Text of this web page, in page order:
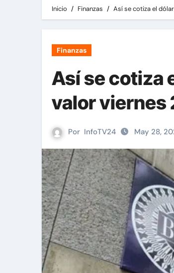
Inicio Finanzas Así se cotiza el
Finanzas
Así se cotiza
valor viernes
Por InfoTV24 May 28,